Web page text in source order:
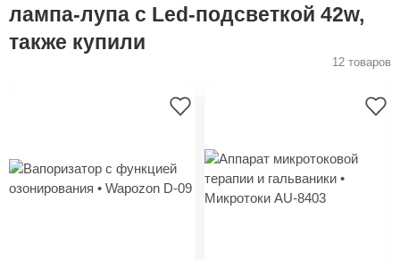
лампа-лупа с Led-подсветкой 42w,
также купили
12 товаров